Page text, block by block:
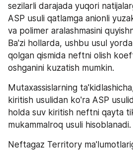
sezilarli darajada yuqori
ASP usuli qatlamga anionli
va polimer aralashmasini
Ba'zi hollarda, ushbu usul
qolgan qismida neftni olish
oshganini kuzatish mumkin.
Mutaxassislarning
kiritish usulidan ko'ra ASP
holda suv kiritish neftni qayta
mukammalroq usuli hisoblanadi.
Neftagaz Territory